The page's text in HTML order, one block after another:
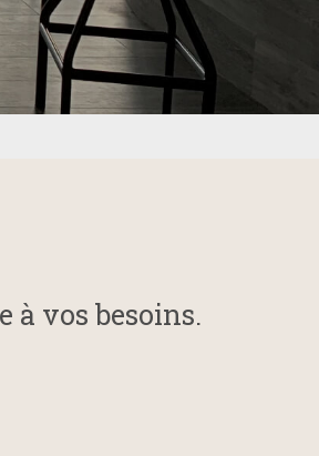
à vos besoins.